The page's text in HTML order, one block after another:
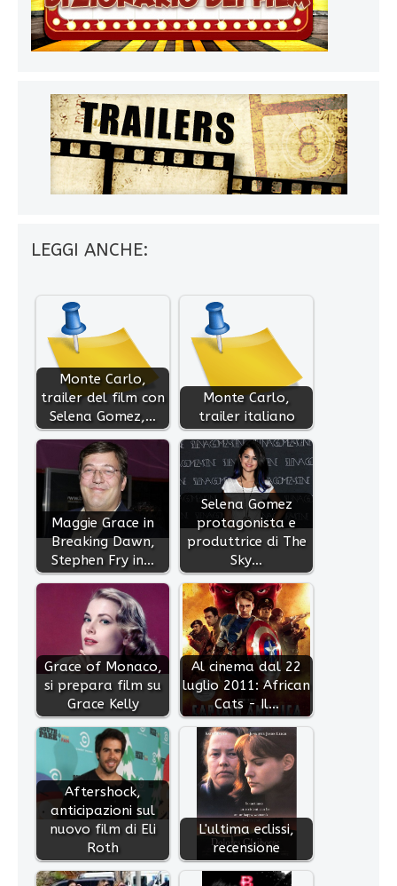
LEGGI ANCHE:
Monte Carlo,
trailer del film con
Selena Gomez,…
Monte Carlo,
trailer italiano
Maggie Grace in
Breaking Dawn,
Stephen Fry in…
Selena Gomez
protagonista e
produttrice di The
Sky…
Grace of Monaco,
si prepara film su
Grace Kelly
Al cinema dal 22
luglio 2011: African
Cats - Il…
Aftershock,
anticipazioni sul
nuovo film di Eli
Roth
L'ultima eclissi,
recensione